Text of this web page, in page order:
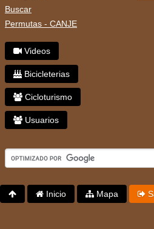
Buscar
Permutas - CANJE
Videos
Bicicleterias
Cicloturismo
Usuarios
Inicio Mapa